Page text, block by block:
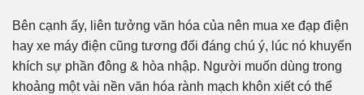
Bên cạnh ấy, liên tưởng văn hóa của nên mua xe đạp điện
hay xe máy điện cũng tương đối đáng chú ý, lúc nó khuyến
khích sự phần đông & hòa nhập. Người muốn dùng trong
khoảng một vài nền văn hóa rành mạch khôn xiết có thể